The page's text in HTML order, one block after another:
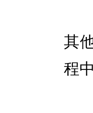
其
程